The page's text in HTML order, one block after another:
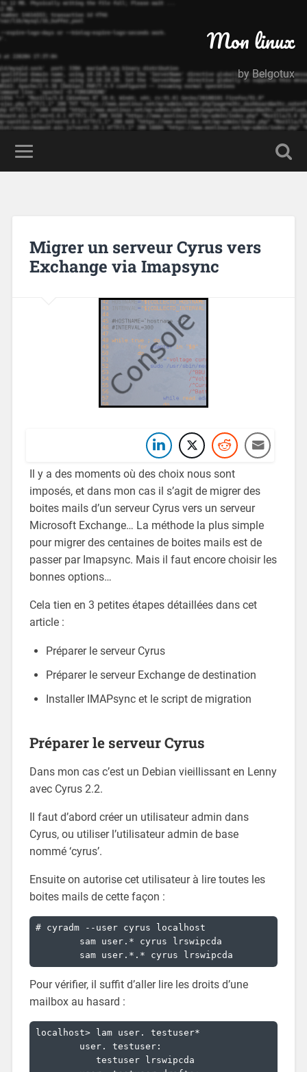
Mon linux
by Belgotux
Migrer un serveur Cyrus vers
Exchange via Imapsync
Il y a des moments où des choix nous sont
imposés, et dans mon cas il s’agit de migrer des
boites mails d’un serveur Cyrus vers un serveur
Microsoft Exchange… La méthode la plus simple
pour migrer des centaines de boites mails est de
passer par Imapsync. Mais il faut encore choisir les
bonnes options…
Cela tien en 3 petites étapes détaillées dans cet
article :
Préparer le serveur Cyrus
Préparer le serveur Exchange de destination
Installer IMAPsync et le script de migration
Préparer le serveur Cyrus
Dans mon cas c’est un Debian vieillissant en Lenny
avec Cyrus 2.2.
Il faut d’abord créer un utilisateur admin dans
Cyrus, ou utiliser l’utilisateur admin de base
nommé ‘cyrus’.
Ensuite on autorise cet utilisateur à lire toutes les
boites mails de cette façon :
# cyradm --user cyrus localhost
	sam user.*.* cyrus lrswipcda
Pour vérifier, il suffit d’aller lire les droits d’une
mailbox au hasard :
localhost> lam user. testuser*